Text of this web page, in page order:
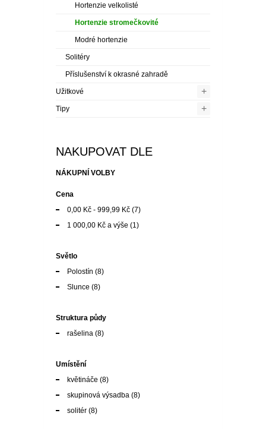
Hortenzie velkolisté
Hortenzie stromečkovité
Modré hortenzie
Solitéry
Příslušenství k okrasné zahradě
Užitkové +
Tipy +
NAKUPOVAT DLE
NÁKUPNÍ VOLBY
Cena
0,00 Kč - 999,99 Kč (7)
1 000,00 Kč a výše (1)
Světlo
Polostín (8)
Slunce (8)
Struktura půdy
rašelina (8)
Umístění
květináče (8)
skupinová výsadba (8)
solitér (8)